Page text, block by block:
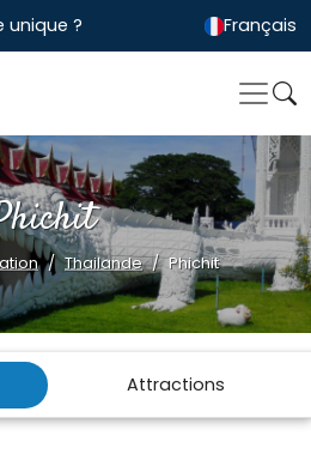
unique ? Français
Thailande Phichit
Attractions